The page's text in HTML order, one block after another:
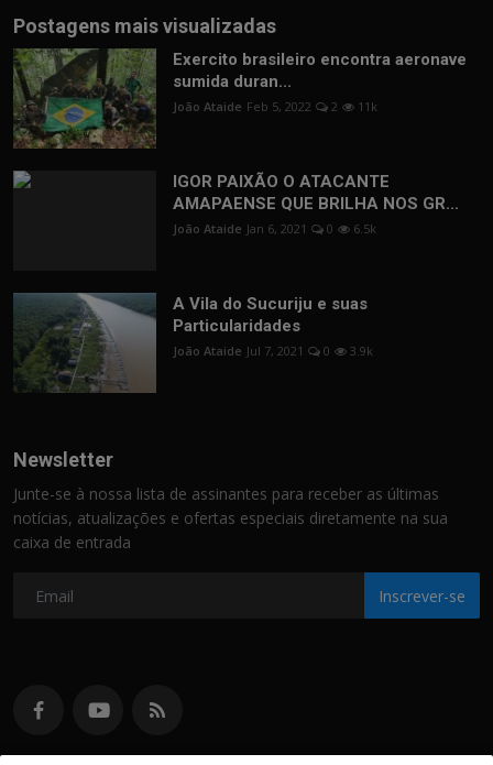
Postagens mais visualizadas
Exercito brasileiro encontra aeronave
sumida duran...
João Ataide Feb 5, 2022 2 11k
IGOR PAIXÃO O ATACANTE
AMAPAENSE QUE BRILHA NOS GR...
João Ataide Jan 6, 2021 0 6.5k
A Vila do Sucuriju e suas
Particularidades
João Ataide Jul 7, 2021 0 3.9k
Newsletter
Junte-se à nossa lista de assinantes para receber as últimas
notícias, atualizações e ofertas especiais diretamente na sua
caixa de entrada
Inscrever-se